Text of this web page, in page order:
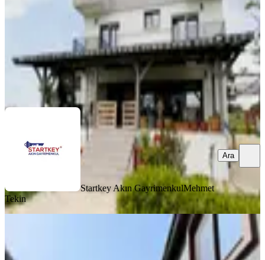
14.950.000 ₺15.500.000 ₺
Startkey Akın GayrimenkulMehmet Tekin
Startkey Akın GayrimenkulMehmet
Tekin
Ara
İzmir Buca Karacaağaç 5 Dönüm
Arsa Özel Yapım 6+1 Müstakil Villa